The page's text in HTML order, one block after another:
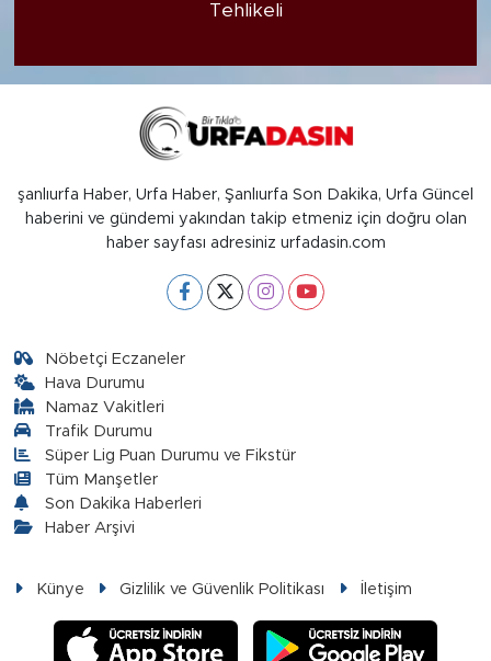
Tehlikeli
şanlıurfa Haber, Urfa Haber, Şanlıurfa Son Dakika, Urfa Güncel
haberini ve gündemi yakından takip etmeniz için doğru olan
haber sayfası adresiniz urfadasin.com
Nöbetçi Eczaneler
Hava Durumu
Namaz Vakitleri
Trafik Durumu
Süper Lig Puan Durumu ve Fikstür
Tüm Manşetler
Son Dakika Haberleri
Haber Arşivi
Künye Gizlilik ve Güvenlik Politikası İletişim